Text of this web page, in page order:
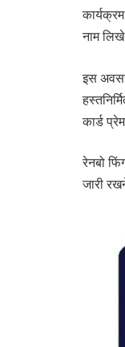
नाम
इस
कार्ड
रेनबो
जारी